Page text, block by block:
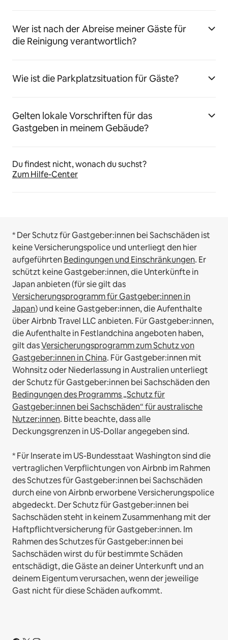
Wer ist nach der Abreise meiner Gäste für
die Reinigung verantwortlich?
Wie ist die Parkplatzsituation für Gäste?
Gelten lokale Vorschriften für das
Gastgeben in meinem Gebäude?
Du findest nicht, wonach du suchst?
Zum Hilfe-Center
* Der Schutz für Gastgeber:innen bei Sachschäden ist
keine Versicherungspolice und unterliegt den hier
aufgeführtenBedingungen und Einschränkungen. Er
schützt keine Gastgeber:innen, die Unterkünfte in
Japan anbieten (für sie gilt das
Versicherungsprogramm für Gastgeber:innen in
Japan) und keine Gastgeber:innen, die Aufenthalte
über Airbnb Travel LLC anbieten. Für Gastgeber:innen,
die Aufenthalte in Festlandchina angeboten haben,
gilt dasVersicherungsprogramm zum Schutz von
Gastgeber:innen in China. Für Gastgeber:innen mit
Wohnsitz oder Niederlassung in Australien unterliegt
der Schutz für Gastgeber:innen bei Sachschäden den
Bedingungen des Programms „Schutz für
Gastgeber:innen bei Sachschäden“ für australische
Nutzer:innen. Bitte beachte, dass alle
Deckungsgrenzen in US-Dollar angegeben sind.
* Für Inserate im US-Bundesstaat Washington sind die
vertraglichen Verpflichtungen von Airbnb im Rahmen
des Schutzes für Gastgeber:innen bei Sachschäden
durch eine von Airbnb erworbene Versicherungspolice
abgedeckt. Der Schutz für Gastgeber:innen bei
Sachschäden steht in keinem Zusammenhang mit der
Haftpflichtversicherung für Gastgeber:innen. Im
Rahmen des Schutzes für Gastgeber:innen bei
Sachschäden wirst du für bestimmte Schäden
entschädigt, die Gäste an deiner Unterkunft und an
deinem Eigentum verursachen, wenn der jeweilige
Gast nicht für diese Schäden aufkommt.